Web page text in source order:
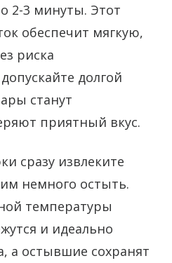
2-3 минуты. Этот
обеспечит мягкую,
риска
долгой
станут
приятный вкус.
сразу извлеките
немного остыть.
температуры
и идеально
а остывшие сохранят